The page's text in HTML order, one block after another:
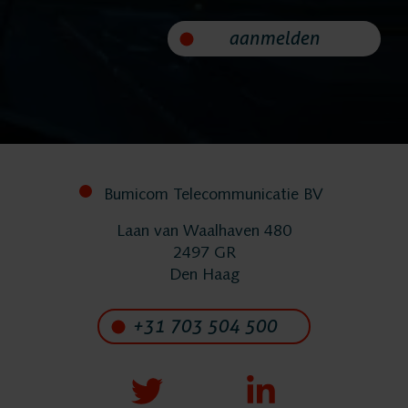
Helpdesk
24/7 Support
Vervangende
systemen
Systeemonderhoud
aanmelden
Bumicom Telecommunicatie BV
Laan van Waalhaven 480
2497 GR
Den Haag
+31 703 504 500